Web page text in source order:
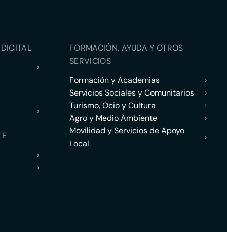
›
›
›
›
FORMACIÓN, AYUDA Y OTROS
SERVICIOS
Formación y Academias
›
Servicios Sociales y Comunitarios
›
Turismo, Ocio y Cultura
›
Agro y Medio Ambiente
›
Movilidad y Servicios de Apoyo
Local
›